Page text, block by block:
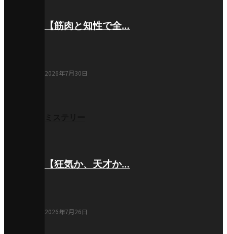
【筋肉と知性で全…
2026年7月30日
【狂気か、天才か…
2026年7月26日